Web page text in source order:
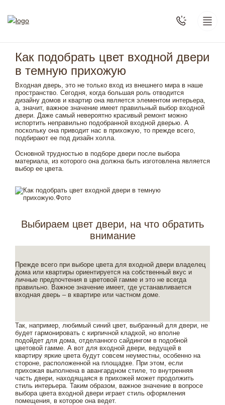
Как подобрать цвет входной двери
в темную прихожую
Входная дверь, это не только вход из внешнего мира в наше
пространство. Сегодня, когда большая роль отводится
дизайну домов и квартир она является элементом интерьера,
а, значит, важное значение имеет правильный выбор входной
двери. Даже самый невероятно красивый ремонт можно
испортить неправильно подобранной входной дверью. А
поскольку она приводит нас в прихожую, то прежде всего,
подбирают ее под дизайн холла.
Основной трудностью в подборе двери после выбора
материала, из которого она должна быть изготовлена является
выбор ее цвета.
Выбираем цвет двери, на что обратить
внимание
Прежде всего при выборе цвета для входной двери владелец
дома или квартиры ориентируется на собственный вкус и
личные предпочтения в цветовой гамме и это не всегда
правильно. Важное значение имеет, где устанавливается
входная дверь – в квартире или частном доме.
Так, например, любимый синий цвет, выбранный для двери, не
будет гармонировать с кирпичной кладкой, но вполне
подойдет для дома, отделанного сайдингом в подобной
цветовой гамме. А вот для входной двери, ведущей в
квартиру яркие цвета будут совсем неуместны, особенно на
стороне, расположенной на площадке. При этом, если
прихожая выполнена в авангардном стиле, то внутренняя
часть двери, находящаяся в прихожей может продолжить
стиль интерьера. Таким образом, важное значение в вопросе
выбора цвета входной двери играет стиль оформления
помещения, в которое она ведет.